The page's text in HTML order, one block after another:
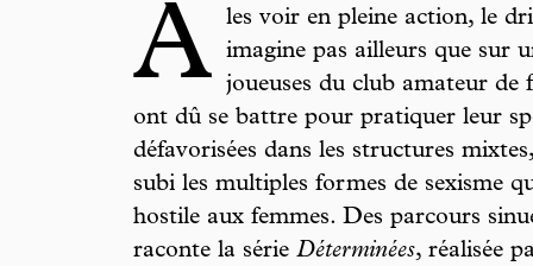
À les voir en pleine action, le
imagine pas ailleurs que sur
joueuses du club amateur
ont dû se battre pour pratiquer leur
défavorisées dans les structures
subi les multiples formes de sexisme
hostile aux femmes. Des parcours
raconte la série Déterminées, réalisée